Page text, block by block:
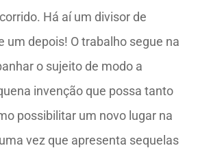
Há aí um divisor de
um depois! O trabalho segue na
o sujeito de modo a
invenção que possa tanto
possibilitar um novo lugar na
vez que apresenta sequelas